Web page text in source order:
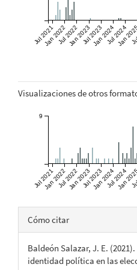
Jul 2021Jan 2022Jul 2022Jan 2023Jul 2023Jan 2024Jul 2024
Jan
Visualizaciones de otros
Jul 2021Jan 2022Jul 2022Jan 2023Jul 2023Jan 2024Jul 2024
Jan
9
Detalles
del
artículo
Cómo citar
Baldeón Salazar, J. E.
identidad política en las